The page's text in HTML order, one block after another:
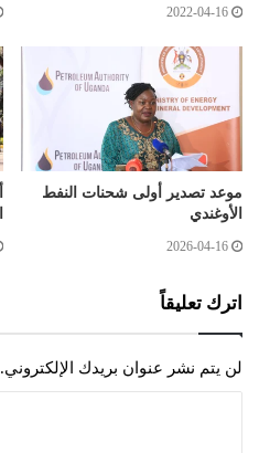
2022-04-16
موعد تصدير أولى شحنات النفط
الأوغندي
2026-04-16
اترك تعليقاً
لن يتم نشر عنوان بريدك الإلكتروني.